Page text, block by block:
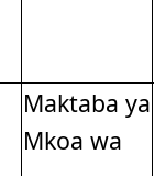
Maktaba ya
Mkoa wa